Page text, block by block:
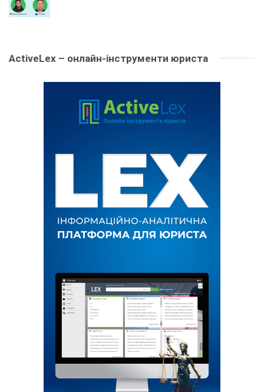
ActiveLex – онлайн-інструменти юриста